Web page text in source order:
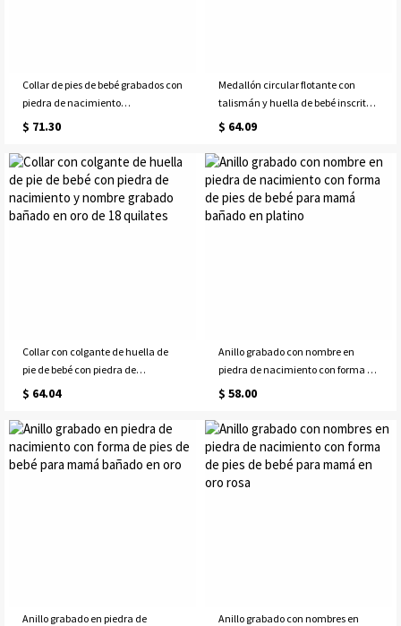
Collar de pies de bebé grabados con
piedra de nacimiento
personalizada en oro rosa
$ 71.30
Medallón circular flotante con
talismán y huella de bebé inscrita
para mamá
$ 64.09
Collar con colgante de huella de
pie de bebé con piedra de
nacimiento y nombre grabado
$ 64.04
Anillo grabado con nombre en
piedra de nacimiento con forma de
pies de bebé para mamá bañado
$ 58.00
Anillo grabado en piedra de
Anillo grabado con nombres en